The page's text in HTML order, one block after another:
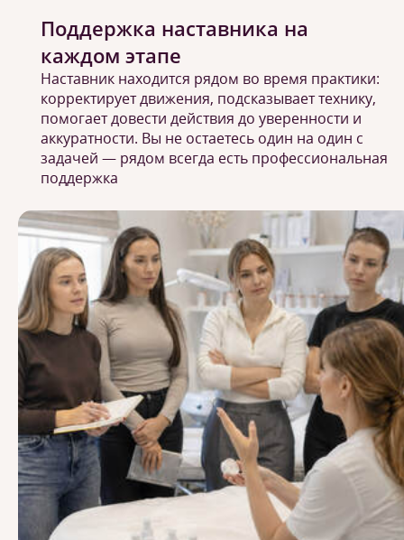
Поддержка наставника на
каждом этапе
Наставник находится рядом во время практики:
корректирует движения, подсказывает технику,
помогает довести действия до уверенности и
аккуратности. Вы не остаетесь один на один с
задачей — рядом всегда есть профессиональная
поддержка